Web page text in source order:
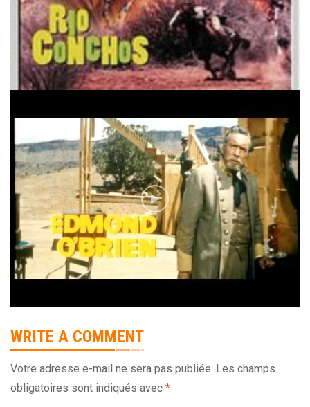
WRITE A COMMENT
Votre adresse e-mail ne sera pas publiée. Les champs
obligatoires sont indiqués avec *